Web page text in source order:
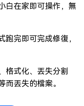
白在家即可操作，無
跑完即可完成修復，
格式化、丟失分割
而丟失的檔案。